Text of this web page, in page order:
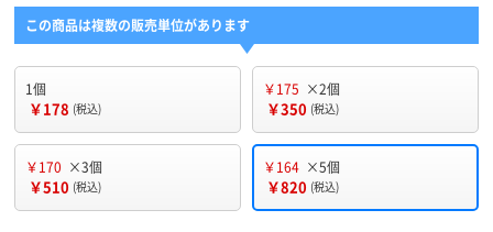
この商品は複数の販売単位があります
1個
￥178 (税込)
￥175 ×2個
￥350 (税込)
￥170 ×3個
￥510 (税込)
￥164 ×5個
￥820 (税込)